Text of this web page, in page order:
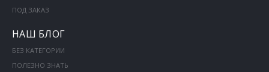
ПОД ЗАКАЗ
НАШ БЛОГ
БЕЗ КАТЕГОРИИ
ПОЛЕЗНО ЗНАТЬ